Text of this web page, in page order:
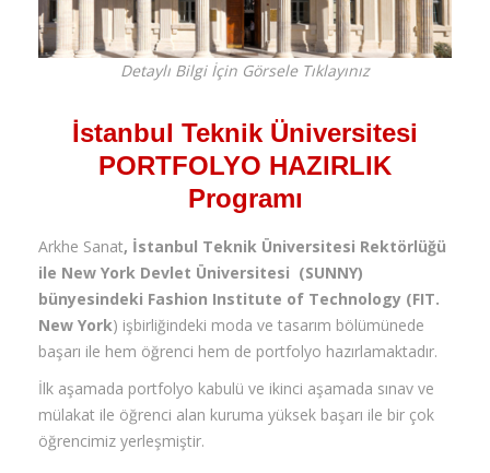
Detaylı Bilgi İçin Görsele Tıklayınız
İstanbul Teknik Üniversitesi
PORTFOLYO HAZIRLIK
Programı
Arkhe Sanat, İstanbul Teknik Üniversitesi Rektörlüğü
ile New York Devlet Üniversitesi (SUNNY)
bünyesindeki Fashion Institute of Technology (FIT.
New York) işbirliğindeki moda ve tasarım bölümünede
başarı ile hem öğrenci hem de portfolyo hazırlamaktadır.
İlk aşamada portfolyo kabulü ve ikinci aşamada sınav ve
mülakat ile öğrenci alan kuruma yüksek başarı ile bir çok
öğrencimiz yerleşmiştir.